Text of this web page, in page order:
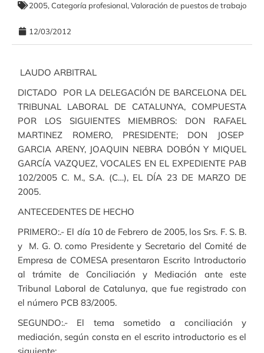
2005, Categoría profesional, Valoración de puestos de trabajo
12/03/2012
LAUDO ARBITRAL
DICTADO POR LA DELEGACIÓN DE BARCELONA DEL
TRIBUNAL LABORAL DE CATALUNYA, COMPUESTA
POR LOS SIGUIENTES MIEMBROS: DON RAFAEL
MARTINEZ ROMERO, PRESIDENTE; DON JOSEP
GARCIA ARENY, JOAQUIN NEBRA DOBÓN Y MIQUEL
GARCÍA VAZQUEZ, VOCALES EN EL EXPEDIENTE PAB
102/2005 C. M., S.A. (C…), EL DÍA 23 DE MARZO DE
2005.
ANTECEDENTES DE HECHO
PRIMERO:.- El día 10 de Febrero de 2005, los Srs. F. S. B.
y M. G. O. como Presidente y Secretario del Comité de
Empresa de COMESA presentaron Escrito Introductorio
al trámite de Conciliación y Mediación ante este
Tribunal Laboral de Catalunya, que fue registrado con
el número PCB 83/2005.
SEGUNDO:.- El tema sometido a conciliación y
mediación, según consta en el escrito introductorio es el